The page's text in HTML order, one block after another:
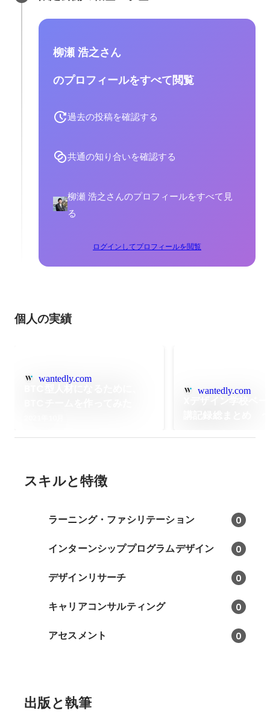
柳瀬 浩之さん
のプロフィールをすべて閲覧
過去の投稿を確認する
共通の知り合いを確認する
柳瀬 浩之さんのプロフィールをすべて見
る
ログインしてプロフィールを閲覧
個人の実績
wantedly.com
wantedly.com
スキルと特徴
ラーニング・ファシリテーション 0
インターンシッププログラムデザイン 0
デザインリサーチ 0
キャリアコンサルティング 0
アセスメント 0
出版と執筆